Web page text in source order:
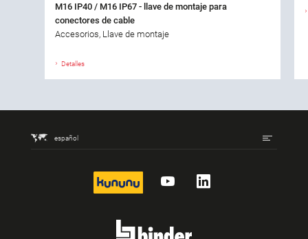
M16 IP40 / M16 IP67 - llave de montaje para
conectores de cable
Accesorios, Llave de montaje
Detalles
español
kununu YouTubeLinkedIn